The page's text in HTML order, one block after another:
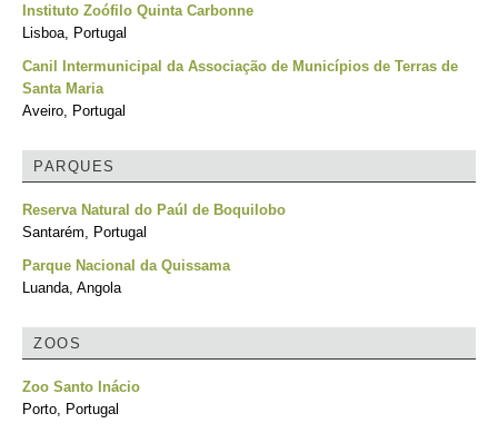
Instituto Zoófilo Quinta Carbonne
Lisboa, Portugal
Canil Intermunicipal da Associação de Municípios de Terras de
Santa Maria
Aveiro, Portugal
PARQUES
Reserva Natural do Paúl de Boquilobo
Santarém, Portugal
Parque Nacional da Quissama
Luanda, Angola
ZOOS
Zoo Santo Inácio
Porto, Portugal